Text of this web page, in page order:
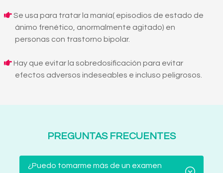
Se usa para tratar la manía( episodios de estado de
ánimo frenético, anormalmente agitado) en
personas con trastorno bipolar.
Hay que evitar la sobredosificación para evitar
efectos adversos indeseables e incluso peligrosos.
PREGUNTAS FRECUENTES
¿Puedo tomarme más de un examen